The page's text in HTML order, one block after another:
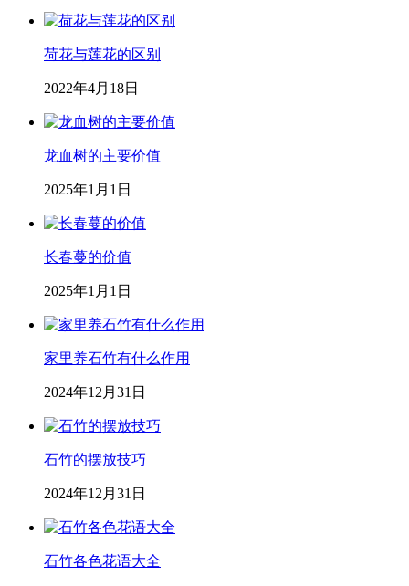
荷花与莲花的区别
2022年4月18日
龙血树的主要价值
2025年1月1日
长春蔓的价值
2025年1月1日
家里养石竹有什么作用
2024年12月31日
石竹的摆放技巧
2024年12月31日
石竹各色花语大全